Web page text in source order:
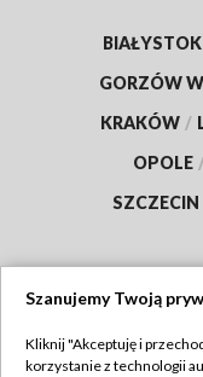
BIAŁYSTOK
GORZÓW
KRAKÓW /
OPOLE
SZCZECIN
Szanujemy Twoją
Kliknij "Akceptuję i
korzystanie z technologii